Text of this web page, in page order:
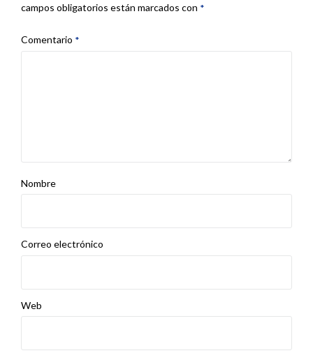
campos obligatorios están marcados con *
Comentario *
Nombre
Correo electrónico
Web